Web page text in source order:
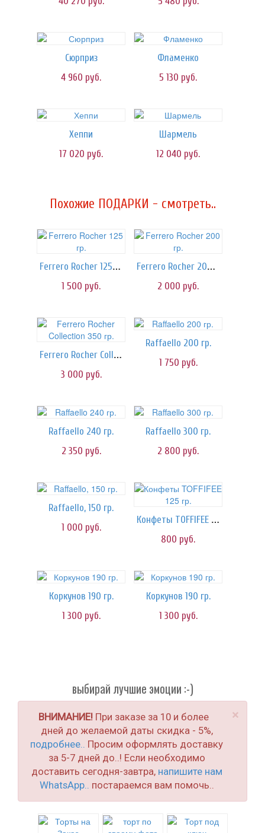
Сюрприз
4 960 руб.
Фламенко
5 130 руб.
Хеппи
17 020 руб.
Шармель
12 040 руб.
Похожие ПОДАРКИ - смотреть..
Ferrero Rocher 125 гр.
1 500 руб.
Ferrero Rocher 200 гр.
2 000 руб.
Ferrero Rocher Collection 350 гр.
3 000 руб.
Raffaello 200 гр.
1 750 руб.
Raffaello 240 гр.
2 350 руб.
Raffaello 300 гр.
2 800 руб.
Raffaello, 150 гр.
1 000 руб.
Конфеты TOFFIFEE 125 гр.
800 руб.
Коркунов 190 гр.
1 300 руб.
Коркунов 190 гр.
1 300 руб.
выбирай лучшие эмоции :-)
×
ВНИМАНИЕ!При заказе за 10 и более
дней до желаемой даты скидка - 5%,
подробнее.. Просим оформлять доставку
за 5-7 дней до..! Если необходимо
доставить сегодня-завтра, напишите нам
WhatsApp.. постараемся вам помочь..